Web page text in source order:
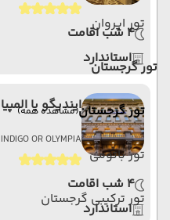
تور ایروان
تور گرجستان
تور گرجستان(مشاهده همه)
تور باتومی
تور ترکیبی گرجستان
4 شب اقامت
استاندارد
ایندیگو یا المپیا
INDIGO OR OLYMPIA
4 شب اقامت
استاندارد